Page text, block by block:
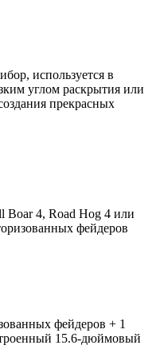
используется в
углом раскрытия или
прекрасных
Boar 4, Road Hog 4 или
фейдеров
фейдеров + 1
15.6-дюймовый